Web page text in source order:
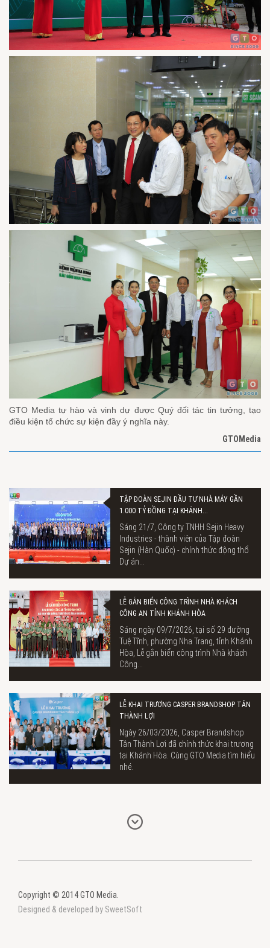
GTO Media tự hào và vinh dự được Quý đối tác tin tưởng, tạo
điều kiện tổ chức sự kiện đầy ý nghĩa này.
GTOMedia
TẬP ĐOÀN SEJIN ĐẦU TƯ NHÀ MÁY GẦN
1.000 TỶ ĐỒNG TẠI KHÁNH...
Sáng 21/7, Công ty TNHH Sejin Heavy
Industries - thành viên của Tập đoàn
Sejin (Hàn Quốc) - chính thức động thổ
Dự án...
LỄ GẮN BIỂN CÔNG TRÌNH NHÀ KHÁCH
CÔNG AN TỈNH KHÁNH HÒA
Sáng ngày 09/7/2026, tại số 29 đường
Tuệ Tĩnh, phường Nha Trang, tỉnh Khánh
Hòa, Lễ gắn biển công trình Nhà khách
Công...
LỄ KHAI TRƯƠNG CASPER BRANDSHOP TÂN
THÀNH LỢI
Ngày 26/03/2026, Casper Brandshop
Tân Thành Lợi đã chính thức khai trương
tại Khánh Hòa. Cùng GTO Media tìm hiểu
nhé.
Copyright © 2014 GTO Media.
Designed & developed by SweetSoft